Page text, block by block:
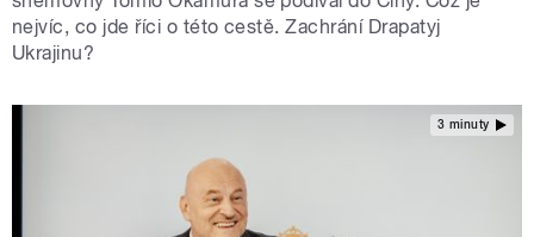
nejvíc, co jde říci o této cestě. Zachrání Drapatyj
Ukrajinu?
3 minuty